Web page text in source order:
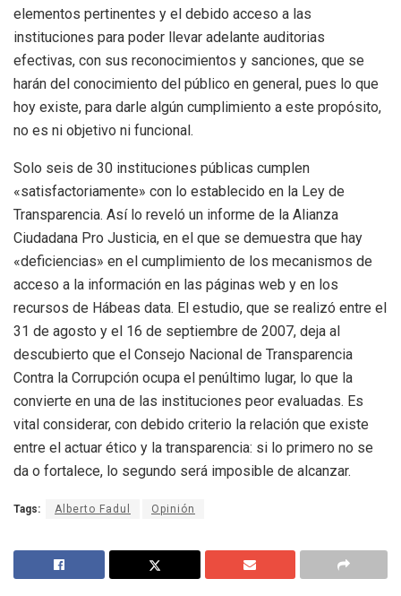
elementos pertinentes y el debido acceso a las
instituciones para poder llevar adelante auditorias
efectivas, con sus reconocimientos y sanciones, que se
harán del conocimiento del público en general, pues lo que
hoy existe, para darle algún cumplimiento a este propósito,
no es ni objetivo ni funcional.
Solo seis de 30 instituciones públicas cumplen
«satisfactoriamente» con lo establecido en la Ley de
Transparencia. Así lo reveló un informe de la Alianza
Ciudadana Pro Justicia, en el que se demuestra que hay
«deficiencias» en el cumplimiento de los mecanismos de
acceso a la información en las páginas web y en los
recursos de Hábeas data. El estudio, que se realizó entre el
31 de agosto y el 16 de septiembre de 2007, deja al
descubierto que el Consejo Nacional de Transparencia
Contra la Corrupción ocupa el penúltimo lugar, lo que la
convierte en una de las instituciones peor evaluadas. Es
vital considerar, con debido criterio la relación que existe
entre el actuar ético y la transparencia: si lo primero no se
da o fortalece, lo segundo será imposible de alcanzar.
Tags: Alberto Fadul Opinión